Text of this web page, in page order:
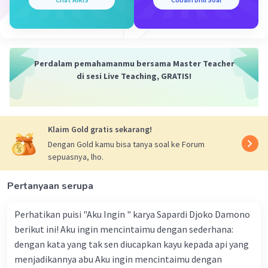
krisis pangan atau fluktuasi harga di pasar
pangan lokal, kita dapat memastikan
ketersediaan pangan yang lebih stabil dan
penting dalam melestarikan keanekaragaman
hayati. Setiap daerah di Indonesia memiliki
potensi sumber daya alam yang unik, termasuk
berbagai jenis tanaman pangan lokal yang tidak
ditemukan di tempat lain. Dengan
memanfaatkan dan melestarikan tanaman
hayati, tetapi juga membuka peluang untuk
menciptakan produk pangan khas yang dapat
bersaing di pasar nasional dan internasional.
Ketiga, memperkuat ketahanan pangan lokal
Perdalam pemahamanmu bersama Master Teacher
di sesi Live Teaching, GRATIS!
Klaim Gold gratis sekarang!
Dengan Gold kamu bisa tanya soal ke Forum
sepuasnya, lho.
Pertanyaan serupa
Perhatikan puisi "Aku Ingin " karya Sapardi Djoko Damono
berikut ini! Aku ingin mencintaimu dengan sederhana:
dengan kata yang tak sen diucapkan kayu kepada api yang
menjadikannya abu Aku ingin mencintaimu dengan